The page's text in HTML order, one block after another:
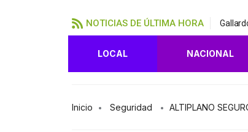
NOTICIAS DE ÚLTIMA HORA
LOCAL NACIONAL
Inicio Seguridad ALTIPLANO